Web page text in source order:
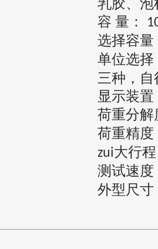
乳胶、泡
容 量：
选择容量
单位选择
三种，
显示装置
荷重分解
荷重精度
zui大行
测试速度
外型尺寸